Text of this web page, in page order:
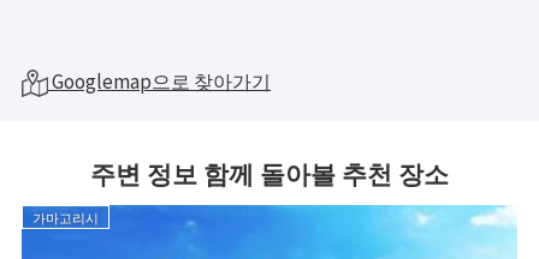
Googlemap으로 찾아가기
주변 정보 함께 돌아볼 추천 장소
가마고리시